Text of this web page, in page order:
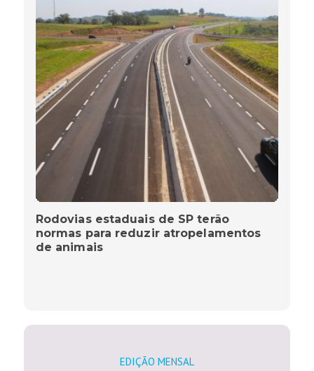
Rodovias estaduais de SP terão
normas para reduzir atropelamentos
de animais
EDIÇÃO MENSAL